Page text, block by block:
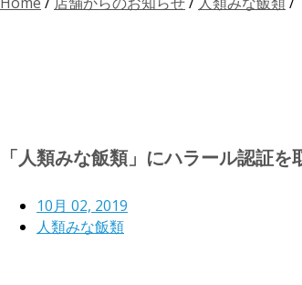
「人類みな飯類」にハラール認証を
10月 02, 2019
人類みな飯類